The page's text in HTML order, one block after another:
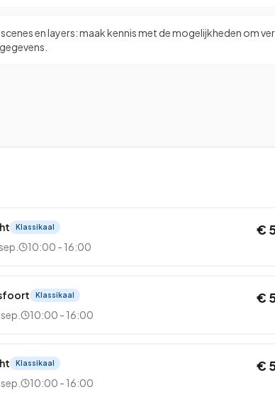
en layers: maak kennis met de mogelijkheden om
Klassikaal
10:00 - 16:00
€
Klassikaal
10:00 - 16:00
€
Klassikaal
10:00 - 16:00
€